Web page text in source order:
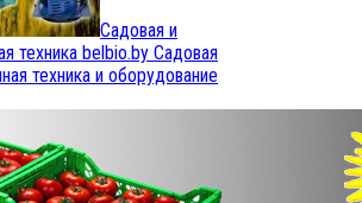
Садовая и
техника belbio.by Садовая
техника и оборудование